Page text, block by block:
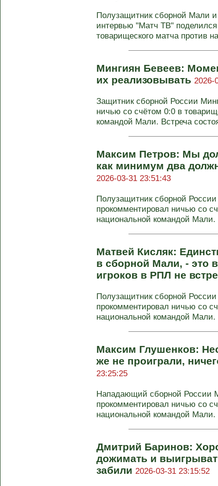
Полузащитник сборной Мали
интервью "Матч ТВ"
товарищеского матча против
Мингиян Бевеев:
их реализовывать 2026-
Защитник сборной России
ничью со счётом 0:0 в
командой Мали. Встреча
Максим Петров: Мы
как минимум два
2026-03-31 23:51:43
Полузащитник сборной
прокомментировал ничью со
национальной командой Мали.
Матвей Кисляк:
в сборной Мали, - это
игроков в РПЛ не
Полузащитник сборной
прокомментировал ничью со
национальной командой Мали.
Максим Глушенков:
же не проиграли,
23:25:25
Нападающий сборной России
прокомментировал ничью со
национальной командой Мали.
Дмитрий Баринов:
дожимать и
забили 2026-03-31 23:15:52